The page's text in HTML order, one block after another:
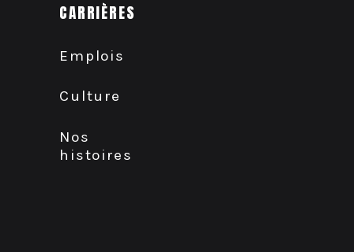
CARRIÈRES
Emplois
Culture
Nos
histoires